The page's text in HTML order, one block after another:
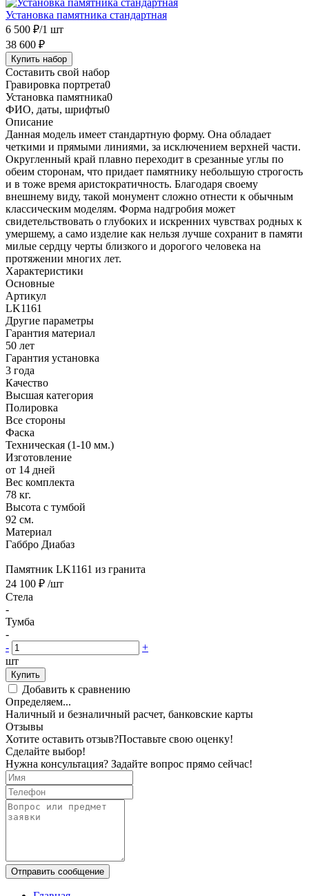
Установка памятника стандартная
6 500 ₽/1 шт
38 600 ₽
Купить набор
Составить свой набор
Гравировка портрета0
Установка памятника0
ФИО, даты, шрифты0
Описание
Данная модель имеет стандартную форму. Она обладает
четкими и прямыми линиями, за исключением верхней части.
Округленный край плавно переходит в срезанные углы по
обеим сторонам, что придает памятнику небольшую строгость
и в тоже время аристократичность. Благодаря своему
внешнему виду, такой монумент сложно отнести к обычным
классическим моделям. Форма надгробия может
свидетельствовать о глубоких и искренних чувствах родных к
умершему, а само изделие как нельзя лучше сохранит в памяти
милые сердцу черты близкого и дорогого человека на
протяжении многих лет.
Характеристики
Основные
Артикул
LK1161
Другие параметры
Гарантия материал
50 лет
Гарантия установка
3 года
Качество
Высшая категория
Полировка
Все стороны
Фаска
Техническая (1-10 мм.)
Изготовление
от 14 дней
Вес комплекта
78 кг.
Высота с тумбой
92 см.
Материал
Габбро Диабаз
Памятник LK1161 из гранита
24 100 ₽ /шт
Стела
-
Тумба
-
-
+
шт
Купить
Добавить к сравнению
Определяем...
Наличный и безналичный расчет, банковские карты
Отзывы
Хотите оставить отзыв?Поставьте свою оценку!
Сделайте выбор!
Нужна консультация? Задайте вопрос прямо сейчас!
Отправить сообщение